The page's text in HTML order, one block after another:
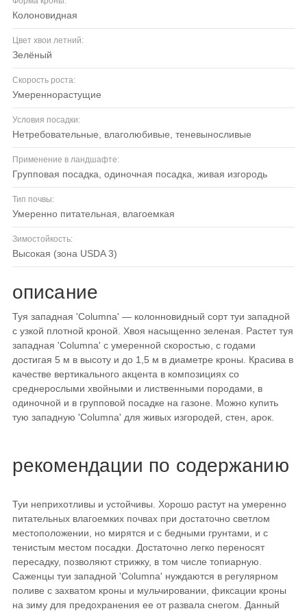
колоновидная
Цвет хвои летний:
зелёный
Скорость роста:
умереннорастущие
Условия посадки:
нетребовательные, влаголюбивые, теневыносливые
Применение в ландшафте:
групповая посадка, одиночная посадка, живая изгородь
Тип почвы:
умеренно питательная, влагоемкая
Зимостойкость:
высокая (зона USDA 3)
описание
Туя западная 'Columna' — колонновидный сорт туи западной
с узкой плотной кроной. Хвоя насыщенно зеленая. Растет туя
западная 'Columna' с умеренной скоростью, с годами
достигая 5 м в высоту и до 1,5 м в диаметре кроны. Красива в
качестве вертикального акцента в композициях со
среднерослыми хвойными и лиственными породами, в
одиночной и в групповой посадке на газоне. Можно купить
тую западную 'Columna' для живых изгородей, стен, арок.
рекомендации по содержанию
Туи неприхотливы и устойчивы. Хорошо растут на умеренно
питательных влагоемких почвах при достаточно светлом
местоположении, но мирятся и с бедными грунтами, и с
тенистым местом посадки. Достаточно легко переносят
пересадку, позволяют стрижку, в том числе топиарную.
Саженцы туи западной 'Columna' нуждаются в регулярном
поливе с захватом кроны и мульчировании, фиксации кроны
на зиму для предохранения ее от развала снегом. Данный